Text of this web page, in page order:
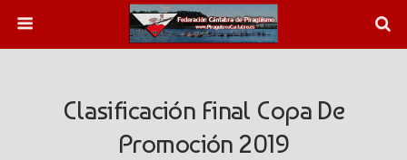
Clasificación Final Copa De
Promoción 2019